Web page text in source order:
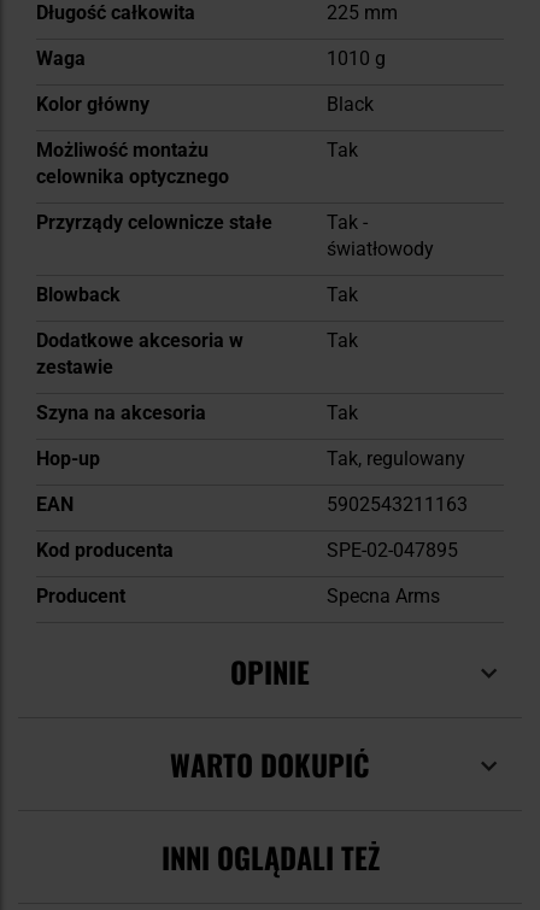
Długość całkowita
225 mm
Waga
1010 g
Kolor główny
Black
Możliwość montażu
celownika optycznego
Tak
Przyrządy celownicze stałe
Tak -
światłowody
Blowback
Tak
Dodatkowe akcesoria w
zestawie
Tak
Szyna na akcesoria
Tak
Hop-up
Tak, regulowany
EAN
5902543211163
Kod producenta
SPE-02-047895
Producent
Specna Arms
OPINIE
WARTO DOKUPIĆ
INNI OGLĄDALI TEŻ